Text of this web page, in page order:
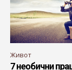
Живот
7 необични